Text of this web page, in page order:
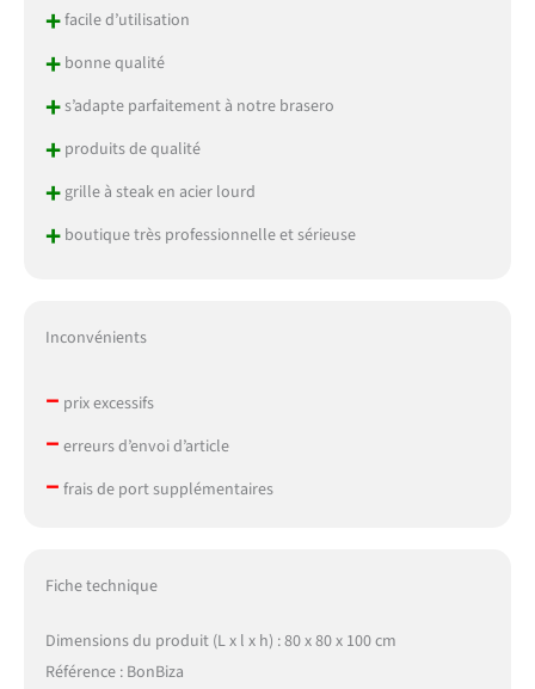
+facile d’utilisation
+bonne qualité
+s’adapte parfaitement à notre brasero
+produits de qualité
+grille à steak en acier lourd
+boutique très professionnelle et sérieuse
Inconvénients
– prix excessifs
– erreurs d’envoi d’article
– frais de port supplémentaires
Fiche technique
Dimensions du produit (L x l x h) : 80 x 80 x 100 cm
Référence : BonBiza